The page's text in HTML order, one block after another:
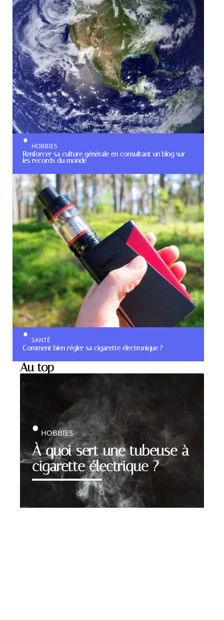
HOBBIES
Renforcer sa culture générale en consultant un blog sur
les records du monde
SANTÉ
Comment bien régler sa cigarette électronique ?
Au top
À quoi sert une tubeuse à
cigarette électrique ?
HOBBIES